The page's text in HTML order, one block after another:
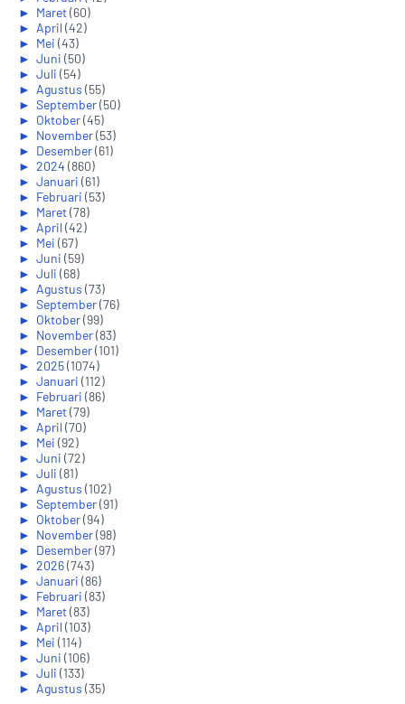
► Maret(60)
► April(42)
► Mei (43)
► Juni (50)
► Juli (54)
► Agustus (55)
► September(50)
► Oktober(45)
► November(53)
► Desember(61)
► 2024 (860)
► Januari (61)
► Februari (53)
► Maret(78)
► April(42)
► Mei (67)
► Juni (59)
► Juli (68)
► Agustus (73)
► September(76)
► Oktober(99)
► November(83)
► Desember(101)
► 2025(1074)
► Januari (112)
► Februari (86)
► Maret(79)
► April(70)
► Mei (92)
► Juni (72)
► Juli (81)
► Agustus (102)
► September(91)
► Oktober(94)
► November(98)
► Desember(97)
► 2026(743)
► Januari (86)
► Februari (83)
► Maret(83)
► April(103)
► Mei (114)
► Juni (106)
► Juli (133)
► Agustus (35)